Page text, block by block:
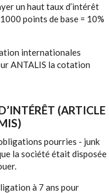
un haut taux d’intérêt
points de base = 10%
internationales
ANTALIS la cotation
(ARTICLE
pourries - junk
la société était disposée
à 7 ans pour